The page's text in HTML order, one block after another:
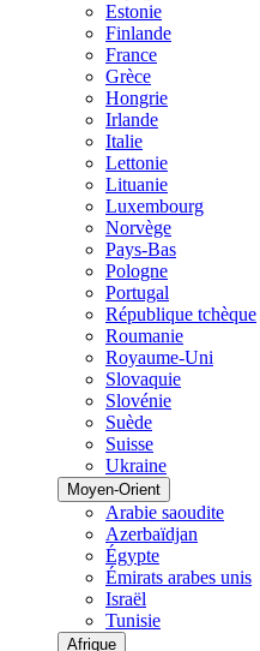
Estonie
Finlande
France
Grèce
Hongrie
Irlande
Italie
Lettonie
Lituanie
Luxembourg
Norvège
Pays-Bas
Pologne
Portugal
République tchèque
Roumanie
Royaume-Uni
Slovaquie
Slovénie
Suède
Suisse
Ukraine
Moyen-Orient
Arabie saoudite
Azerbaïdjan
Égypte
Émirats arabes unis
Israël
Tunisie
Afrique